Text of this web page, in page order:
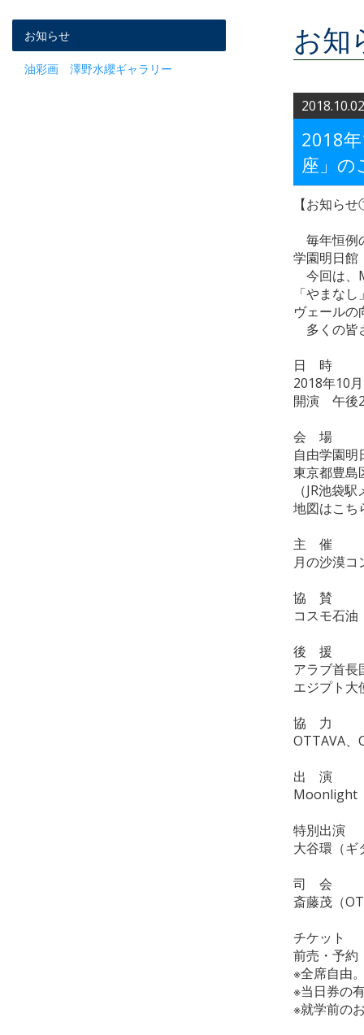
お知らせ
油彩画 澤野水纓ギャラリー
お知
2018.10.02
2018
座」
【お知ら
毎年恒例
学園明日館
今回は、
「やまな
ヴェールの
多くの皆
日 時
2018年10
開演 午
会 場
自由学園
東京都豊島
（JR池袋
地図はこ
主 催
月の沙漠コ
協 賛
コスモ石油
後 援
アラブ首長
エジプト大
協 力
OTTAVA、
出 演
Moonlight
特別出演
大谷環（ギ
司 会
斎藤茂（
チケット
前売・予
※全席自由
※当日券の
※就学前の